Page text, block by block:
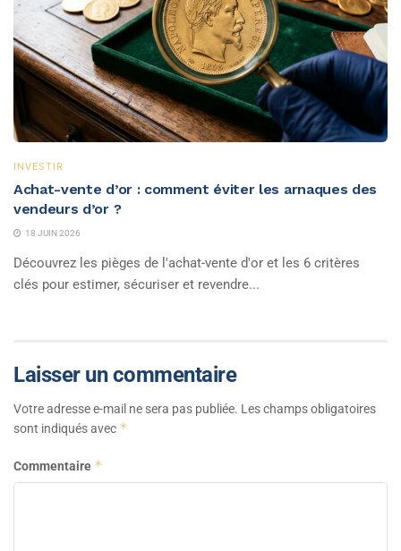
INVESTIR
Achat-vente d’or : comment éviter les arnaques des
vendeurs d’or ?
18 JUIN 2026
Découvrez les pièges de l'achat-vente d'or et les 6 critères
clés pour estimer, sécuriser et revendre...
Laisser un commentaire
Votre adresse e-mail ne sera pas publiée. Les champs obligatoires
sont indiqués avec *
Commentaire *